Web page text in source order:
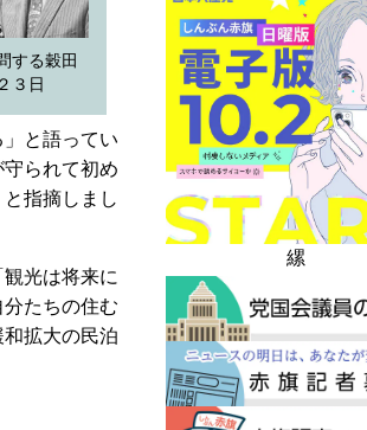
する穀田
３日
と語ってい
られて初め
指摘しまし
光は将来に
たちの住む
拡大の民泊
縲